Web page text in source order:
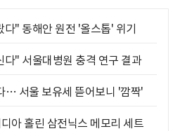
" 동해안 원전 '올스톱' 위기
" 서울대병원 충격 연구 결과
… 서울 보유세 뜯어보니 '깜짝'
아 홀린 삼전닉스 메모리 세트